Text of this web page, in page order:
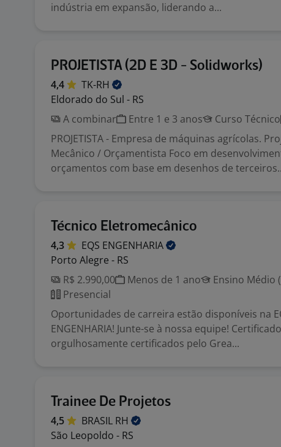
indústria em expansão, liderando a...
PROJETISTA (2D E 3D - Solidworks)
4,4
TK-RH
Eldorado do Sul - RS
A combinar
Entre 1 e 3 anos Curso Técnico
PROJETISTA - Empresa de máquinas agrícolas.
Mecânico / Orçamentista Foco em
orçamentos com base em desenhos de
Técnico Eletromecânico
4,3 EQS ENGENHARIA
Porto Alegre - RS
R$ 2.990,00
Menos de 1 ano
Ensino Médio
Presencial
Oportunidades de carreira estão disponíveis na
ENGENHARIA! Junte-se à nossa equipe!
orgulhosamente certificados pelo Grea...
Trainee De Projetos
4,5 BRASIL RH
São Leopoldo - RS